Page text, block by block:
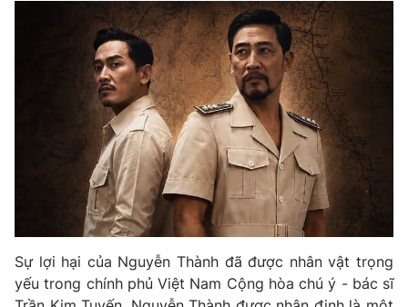
Góc doanh nghiệp
Truyền hình
Giải sao mai
Chất lượng cuộc sống
Tuyển sinh
Học trực tuyến
Công nghệ
Hitech Công nghệ tương lai
Giao lưu trực tuyến
Sự lợi hại của Nguyễn Thành đã được nhân vật trọng
yếu trong chính phủ Việt Nam Cộng hòa chú ý - bác sĩ